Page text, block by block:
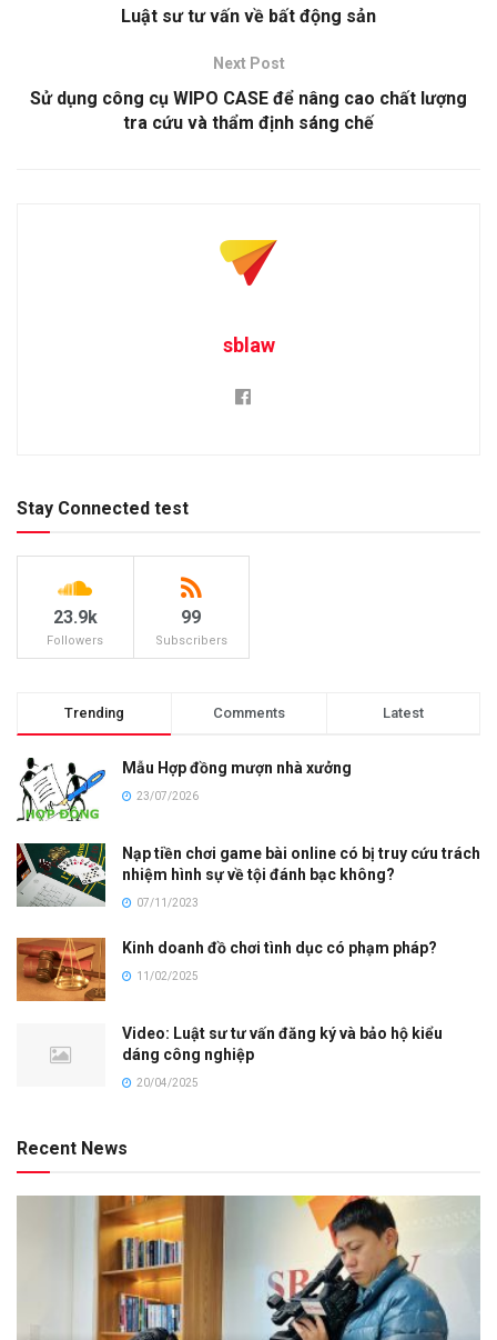
Luật sư tư vấn về bất động sản
Next Post
Sử dụng công cụ WIPO CASE để nâng cao chất lượng
tra cứu và thẩm định sáng chế
sblaw
Stay Connected test
23.9k
Followers
99
Subscribers
Trending Comments Latest
Mẫu Hợp đồng mượn nhà xưởng
23/07/2026
Nạp tiền chơi game bài online có bị truy cứu trách
nhiệm hình sự về tội đánh bạc không?
07/11/2023
Kinh doanh đồ chơi tình dục có phạm pháp?
11/02/2025
Video: Luật sư tư vấn đăng ký và bảo hộ kiểu
dáng công nghiệp
20/04/2025
Recent News